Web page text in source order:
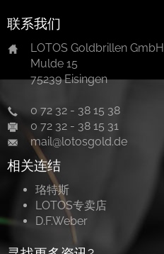
联系我们
LOTOS Goldbrillen GmbH
Mulde 15
75239 Eisingen
0 72 32 - 38 15 38
0 72 32 - 38 15 31
mail@lotosgold.de
相关连结
珞特斯
LOTOS专卖店
D.F.Weber
版本说明
D.F. Weber
Facebook
Instagram
选择语言
Deutsch